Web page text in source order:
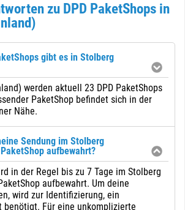
zu DPD PaketShops in
gibt es in Stolberg
werden aktuell 23 DPD PaketShops
PaketShop befindet sich in der
Nähe.
Sendung im Stolberg
aufbewahrt?
in der Regel bis zu 7 Tage im Stolberg
aufbewahrt. Um deine
wird zur Identifizierung, ein
benötigt. Für eine unkomplizierte